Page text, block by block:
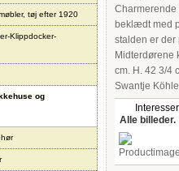
tøj efter 1920
Klippdocker-
og
Charmerende
beklædt med
stalden er der
Midterdørene
cm. H. 42 3/4
Swantje
Alle billeder.